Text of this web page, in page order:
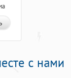
с нами